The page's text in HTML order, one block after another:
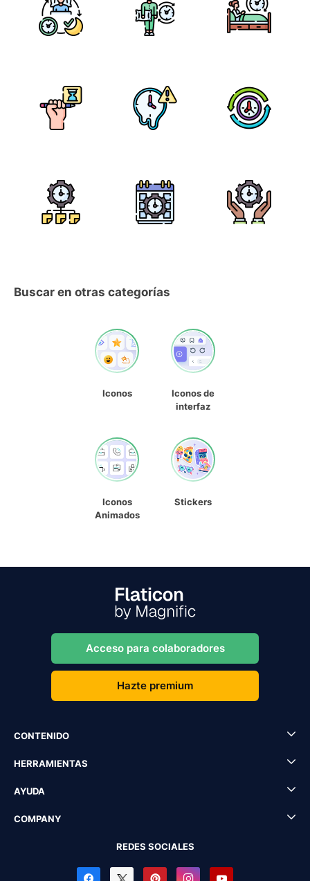
Buscar en otras categorías
Iconos
Iconos de
interfaz
Iconos
Animados
Stickers
Acceso para colaboradores
Hazte premium
CONTENIDO
HERRAMIENTAS
AYUDA
COMPANY
REDES SOCIALES